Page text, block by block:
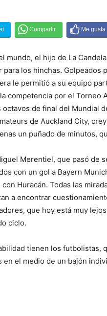
mundo, el hijo de La
los hinchas. Golpeados
le permitió a su equipo
competencia por el
de final del Mundial
de Auckland City,
un puñado de minutos,
Merentiel, que pasó de
con un gol a Bayern
Huracán. Todas las
a encontrar
que hoy está muy
ciclo.
tienen los futbolistas,
el medio de un bajón